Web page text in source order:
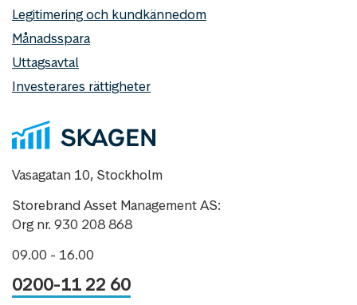
Legitimering och kundkännedom
Månadsspara
Uttagsavtal
Investerares rättigheter
Vasagatan 10, Stockholm
Storebrand Asset Management AS:
Org nr. 930 208 868
09.00 - 16.00
0200-11 22 60